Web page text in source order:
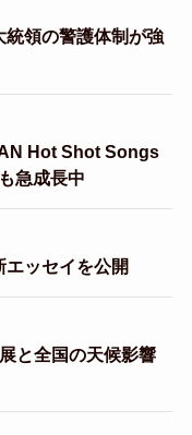
統領の警護体制が強
Hot Shot Songs
急成長中
ッセイを公開
と全国の天候影響